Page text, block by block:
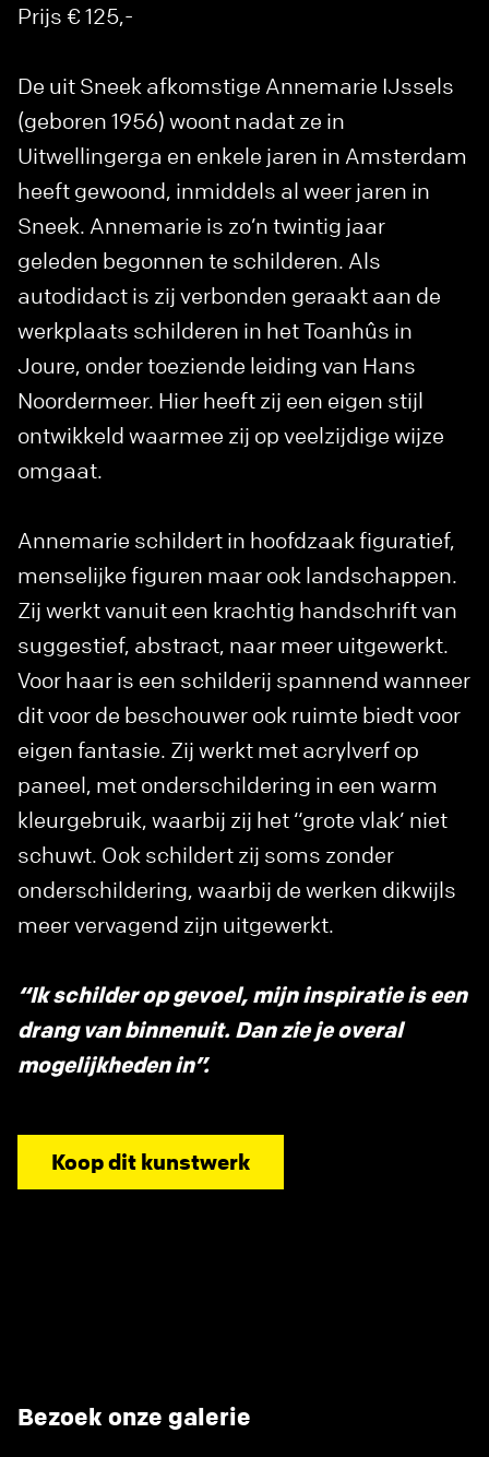
Prijs € 125,-
De uit Sneek afkomstige Annemarie IJssels
(geboren 1956) woont nadat ze in
Uitwellingerga en enkele jaren in Amsterdam
heeft gewoond, inmiddels al weer jaren in
Sneek. Annemarie is zo’n twintig jaar
geleden begonnen te schilderen. Als
autodidact is zij verbonden geraakt aan de
werkplaats schilderen in het Toanhûs in
Joure, onder toeziende leiding van Hans
Noordermeer. Hier heeft zij een eigen stijl
ontwikkeld waarmee zij op veelzijdige wijze
omgaat.
Annemarie schildert in hoofdzaak figuratief,
menselijke figuren maar ook landschappen.
Zij werkt vanuit een krachtig handschrift van
suggestief, abstract, naar meer uitgewerkt.
Voor haar is een schilderij spannend wanneer
dit voor de beschouwer ook ruimte biedt voor
eigen fantasie. Zij werkt met acrylverf op
paneel, met onderschildering in een warm
kleurgebruik, waarbij zij het “grote vlak’ niet
schuwt. Ook schildert zij soms zonder
onderschildering, waarbij de werken dikwijls
meer vervagend zijn uitgewerkt.
“Ik schilder op gevoel, mijn inspiratie is een
drang van binnenuit. Dan zie je overal
mogelijkheden in”.
Koop dit kunstwerk
Bezoek onze galerie